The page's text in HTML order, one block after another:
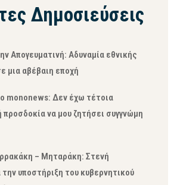
Δημοσιεύσεις
Απογευματινή: Αδυναμία εθνικής
μια αβέβαιη εποχή
mononews: Δεν έχω τέτοια
να μου ζητήσει συγγνώμη
– Μηταράκη: Στενή
την υποστήριξη του κυβερνητικού